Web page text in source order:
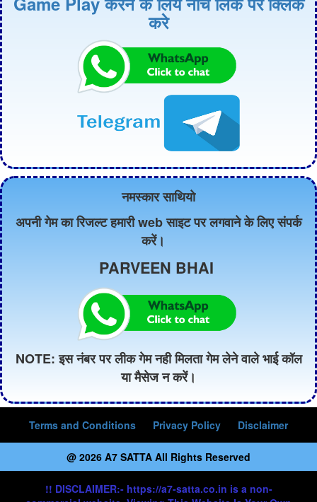
करे
नमस्कार साथियो
अपनी गेम का रिजल्ट हमारी web साइट पर लगवाने के लिए संपर्क
करें।
PARVEEN BHAI
NOTE: इस नंबर पर लीक गेम नही मिलता गेम लेने वाले भाई कॉल
या मैसेज न करें।
Terms and Conditions Privacy Policy Disclaimer
@ 2026 A7 SATTA All Rights Reserved
!! DISCLAIMER:- https://a7-satta.co.in is a non-